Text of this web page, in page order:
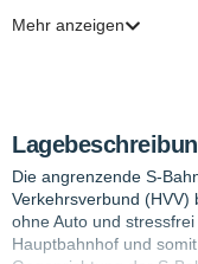
- Bodenbeläge aus
Mehr anzeigen
Die angrenzende S-
Verkehrsverbund (HVV)
ohne Auto und
Hauptbahnhof und